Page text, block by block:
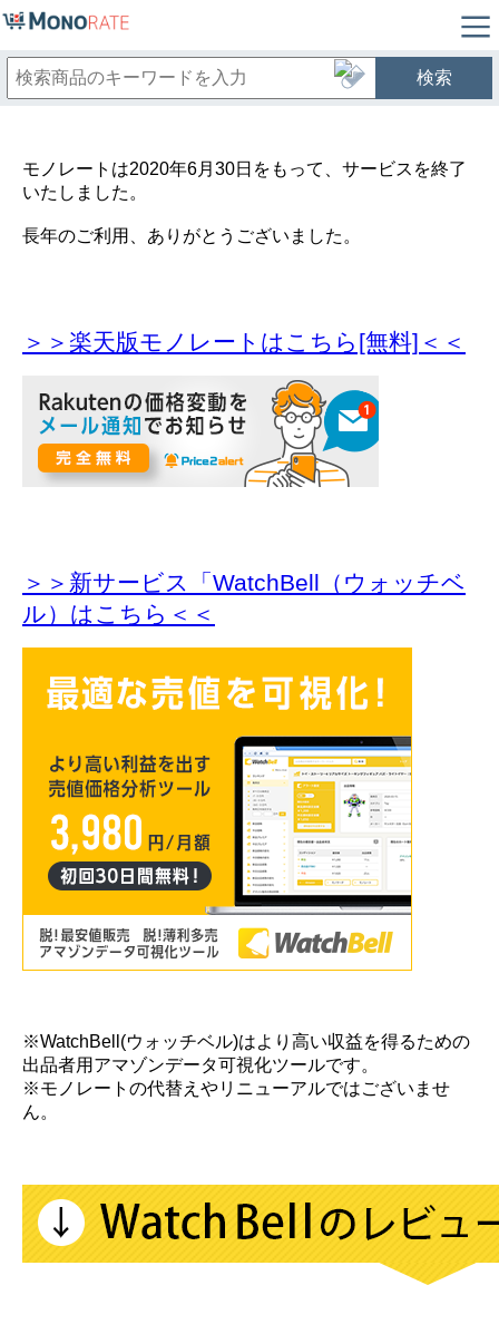
検索
モノレートは2020年6月30日をもって、サービスを終了
いたしました。
長年のご利用、ありがとうございました。
＞＞楽天版モノレートはこちら[無料]＜＜
＞＞新サービス「WatchBell（ウォッチベ
ル）はこちら＜＜
※WatchBell(ウォッチベル)はより高い収益を得るための
出品者用アマゾンデータ可視化ツールです。
※モノレートの代替えやリニューアルではございませ
ん。